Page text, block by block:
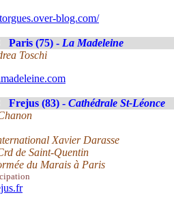
blog.com/
Paris (75) - La Madeleine
Toschi
Frejus (83) - Cathédrale St-Léonce
Xavier Darasse
de Saint-Quentin
du Marais à Paris